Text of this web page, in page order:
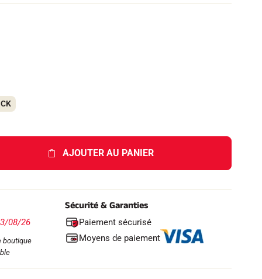
AJOUTER AU PANIER
08/26
boutique
Sécurité & Garanties
Paiement sécurisé
Moyens de paiement